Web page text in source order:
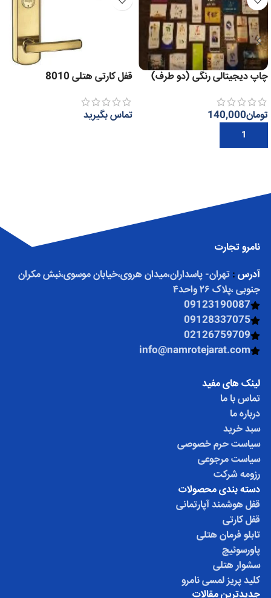
چاپ دیجیتالی رنگی (دو طرف)
تومان140,000
افزودن به سبد خرید
قفل کارتی هتلی 8010
تماس بگیرید
نامرو تجارت
آدرس : تهران- پاسداران،میدان هروی،خیابان موسوی،نبش مکران
جنوبی ،پلاک ۲۶ واحد۴
09123190087
09128337075
02126759709
info@namrotejarat.com
لینک های مفید
تماس با ما
درباره ما
سبد خرید
سیاست حرم خصوصی
سیاست مرجوعی
رزومه شرکت
دسته بندی محصولات
قفل هوشمند آپارتمانی
قفل کارتی
تابلو فرمان هتلی
پاورسوئیچ
سشوار هتلی
کلید پریز لمسی نامرو
جدیدترین مقالات